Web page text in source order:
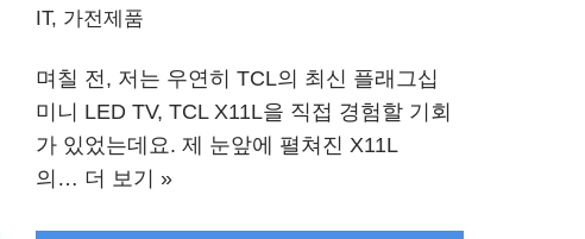
IT, 가전제품
며칠 전, 저는 우연히 TCL의 최신 플래그십
미니 LED TV, TCL X11L을 직접 경험할 기회
가 있었는데요. 제 눈앞에 펼쳐진 X11L
의… 더 보기 »